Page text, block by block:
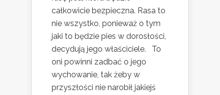
całkowicie bezpieczna. Rasa to
nie wszystko, ponieważ o tym
jaki to będzie pies w dorosłości,
decydują jego właściciele. To
oni powinni zadbać o jego
wychowanie, tak żeby w
przyszłości nie narobił jakiejś